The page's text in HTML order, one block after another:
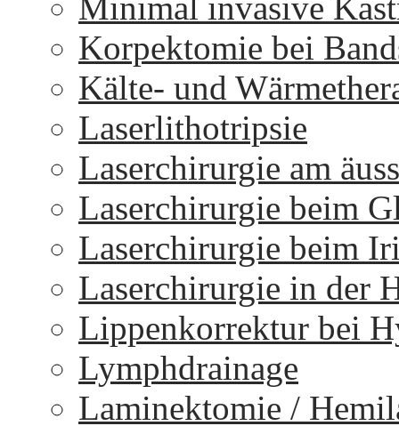
Korpektomie bei
Kälte- und
Laserlithotripsie
Laserchirurgie am
Laserchirurgie beim
Laserchirurgie beim
Laserchirurgie in der
Lippenkorrektur bei
Lymphdrainage
Laminektomie /